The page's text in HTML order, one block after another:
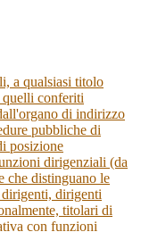
a qualsiasi titolo
conferiti
di indirizzo
pubbliche di
posizione
dirigenziali (da
che distinguano le
dirigenti
titolari di
con funzioni